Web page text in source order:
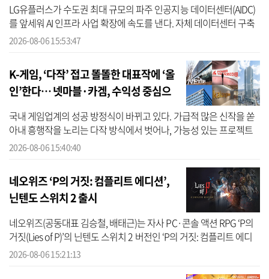
LG유플러스가 수도권 최대 규모의 파주 인공지능 데이터센터(AIDC)
를 앞세워 AI 인프라 사업 확장에 속도를 낸다. 자체 데이터센터 구축
과 함께 외부 데이터센터의 설계·구축·운영을 맡는 DBO 사업, 지방
2026-08-06 15:53:47
K-게임, ‘다작’ 접고 똘똘한 대표작에 ‘올
인’한다… 넷마블·카겜, 수익성 중심으
로 체질개선
국내 게임업계의 성공 방정식이 바뀌고 있다. 가급적 많은 신작을 쏟
아내 흥행작을 노리는 다작 방식에서 벗어나, 가능성 있는 프로젝트
에 자원을 몰아주고 기존 라이브 게임의 수명을 늘리는 ‘선택과 집중’
2026-08-06 15:40:40
네오위즈 ‘P의 거짓: 컴플리트 에디션’,
닌텐도 스위치 2 출시
네오위즈(공동대표 김승철, 배태근)는 자사 PC·콘솔 액션 RPG ‘P의
거짓(Lies of P)’의 닌텐도 스위치 2 버전인 ‘P의 거짓: 컴플리트 에디
션(Lies of P: Complete Edition)’을 정식 출시했다고 6일 밝혔다. ‘P...
2026-08-06 15:21:13